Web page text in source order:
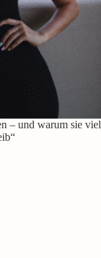
– und warum sie viel